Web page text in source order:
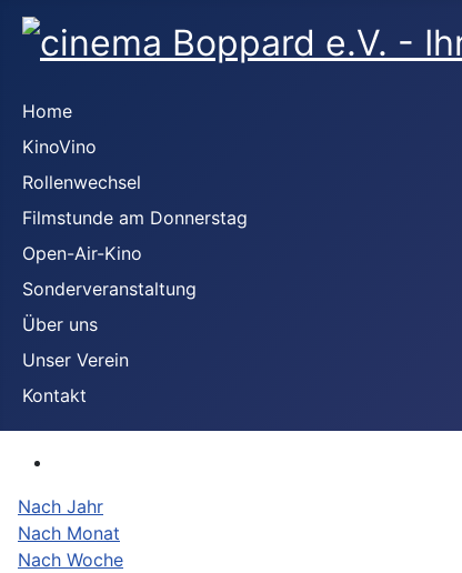
Home
KinoVino
Rollenwechsel
Filmstunde am Donnerstag
Open-Air-Kino
Sonderveranstaltung
Über uns
Unser Verein
Kontakt
Nach Jahr
Nach Monat
Nach Woche